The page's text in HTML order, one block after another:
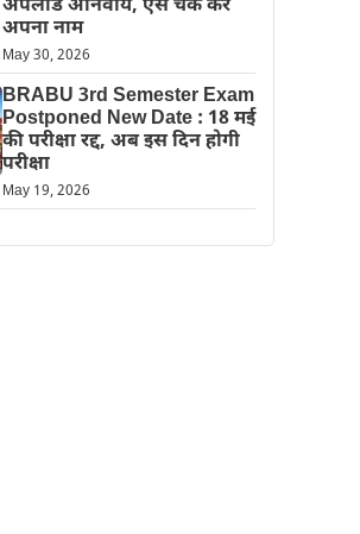
अपलोड अनिवार्य, ऐसे चेक करें
अपना नाम
May 30, 2026
BRABU 3rd Semester Exam
Postponed New Date : 18 मई
की परीक्षा रद्द, अब इस दिन होगी
परीक्षा
May 19, 2026